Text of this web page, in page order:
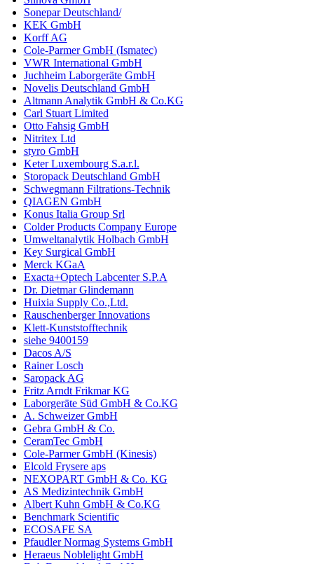
Sonepar Deutschland/
KEK GmbH
Korff AG
Cole-Parmer GmbH (Ismatec)
VWR International GmbH
Juchheim Laborgeräte GmbH
Novelis Deutschland GmbH
Altmann Analytik GmbH & Co.KG
Carl Stuart Limited
Otto Fahsig GmbH
Nitritex Ltd
styro GmbH
Keter Luxembourg S.a.r.l.
Storopack Deutschland GmbH
Schwegmann Filtrations-Technik
QIAGEN GmbH
Konus Italia Group Srl
Colder Products Company Europe
Umweltanalytik Holbach GmbH
Key Surgical GmbH
Merck KGaA
Exacta+Optech Labcenter S.P.A
Dr. Dietmar Glindemann
Huixia Supply Co.,Ltd.
Rauschenberger Innovations
Klett-Kunststofftechnik
siehe 9400159
Dacos A/S
Rainer Losch
Saropack AG
Fritz Arndt Frikmar KG
Laborgeräte Süd GmbH & Co.KG
A. Schweizer GmbH
Gebra GmbH & Co.
CeramTec GmbH
Cole-Parmer GmbH (Kinesis)
Elcold Frysere aps
NEXOPART GmbH & Co. KG
AS Medizintechnik GmbH
Albert Kuhn GmbH & Co.KG
Benchmark Scientific
ECOSAFE SA
Pfaudler Normag Systems GmbH
Heraeus Noblelight GmbH